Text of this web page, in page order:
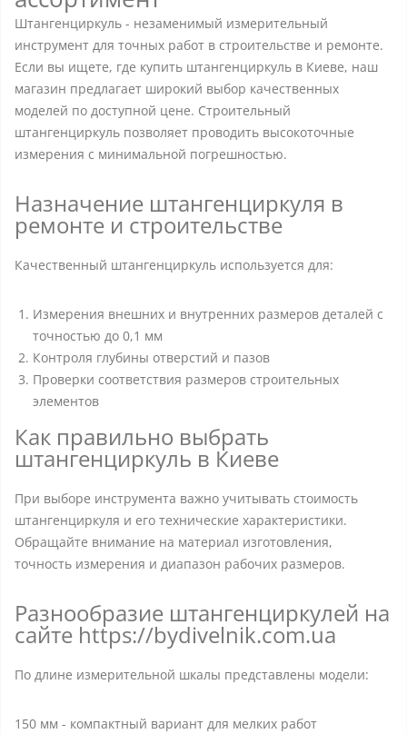
Штангенциркуль - незаменимый измерительный
инструмент для точных работ в строительстве и ремонте.
Если вы ищете, где купить штангенциркуль в Киеве, наш
магазин предлагает широкий выбор качественных
моделей по доступной цене. Строительный
штангенциркуль позволяет проводить высокоточные
измерения с минимальной погрешностью.
Назначение штангенциркуля в
ремонте и строительстве
Качественный штангенциркуль используется для:
Измерения внешних и внутренних размеров деталей с
точностью до 0,1 мм
Контроля глубины отверстий и пазов
Проверки соответствия размеров строительных
элементов
Как правильно выбрать
штангенциркуль в Киеве
При выборе инструмента важно учитывать стоимость
штангенциркуля и его технические характеристики.
Обращайте внимание на материал изготовления,
точность измерения и диапазон рабочих размеров.
Разнообразие штангенциркулей на
сайте https://bydivelnik.com.ua
По длине измерительной шкалы представлены модели:
150 мм - компактный вариант для мелких работ